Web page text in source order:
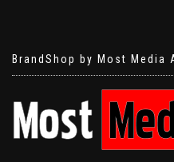
BrandShop by Most Media